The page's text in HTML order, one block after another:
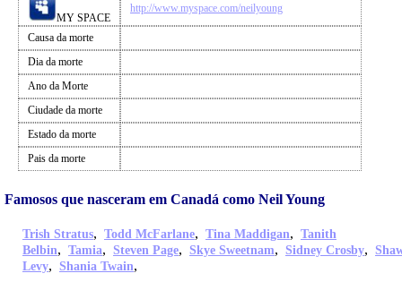
MY SPACE
http://www.myspace.com/neilyoung
Causa da morte
Dia da morte
Ano da Morte
Ciudade da morte
Estado da morte
Pais da morte
Famosos que nasceram em Canadá como Neil Young
Trish Stratus, Todd McFarlane, Tina Maddigan, Tanith
Belbin, Tamia, Steven Page, Skye Sweetnam, Sidney Crosby,
Levy, Shania Twain,